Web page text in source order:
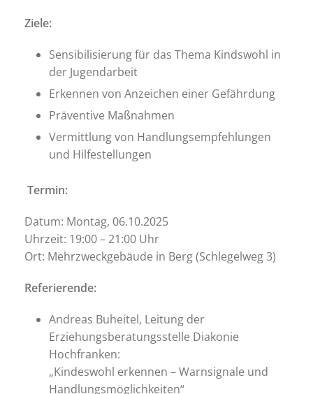
Ziele:
Sensibilisierung für das Thema Kindswohl in
der Jugendarbeit
Erkennen von Anzeichen einer Gefährdung
Präventive Maßnahmen
Vermittlung von Handlungsempfehlungen
und Hilfestellungen
Termin:
Datum: Montag, 06.10.2025
Uhrzeit: 19:00 – 21:00 Uhr
Ort: Mehrzweckgebäude in Berg (Schlegelweg 3)
Referierende:
Andreas Buheitel, Leitung der
Erziehungsberatungsstelle Diakonie
Hochfranken:
„Kindeswohl erkennen – Warnsignale und
Handlungsmöglichkeiten“